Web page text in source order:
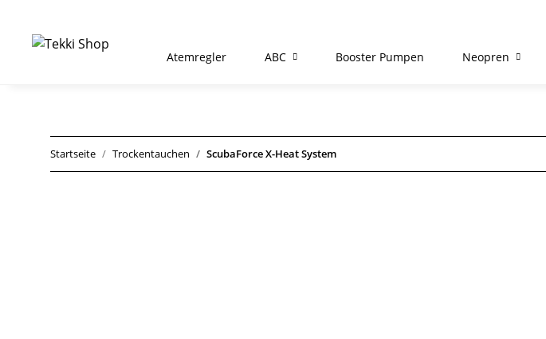
Atemregler ABC Booster Pumpen Neopren
Startseite Trockentauchen ScubaForce X-Heat System